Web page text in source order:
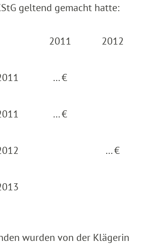
geltend gemacht hatte:
2011
2012
... €
... €
... €
wurden von der Klägerin